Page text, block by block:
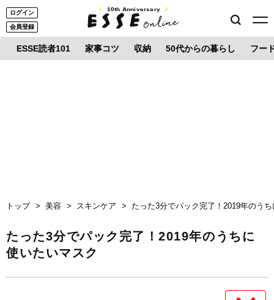
ログイン
会員登録
10th Anniversary
ESSE読者101 家事コツ 収納 50代からの暮らし フー
トップ 美容 スキンケア たった3分でパック完了！2019年のう
たった3分でパック完了！2019年のうちに
使いたいマスク